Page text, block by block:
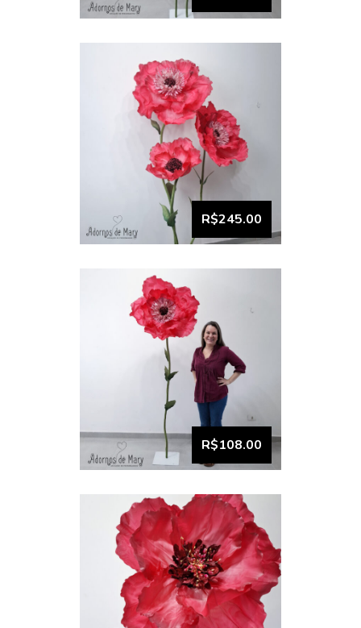
VISUALIZAR
R$245.00
VISUALIZAR
Flor Gigante Unitária Pink
R$108.00
VISUALIZAR
Dupla Flor Gigante Pink
Cereja com Luz (5)